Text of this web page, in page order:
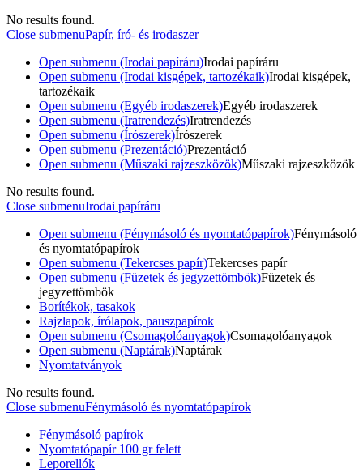
No results found.
Close submenuPapír, író- és irodaszer
Open submenu (Irodai papíráru)Irodai papíráru
Open submenu (Irodai kisgépek, tartozékaik)Irodai kisgépek,
tartozékaik
Open submenu (Egyéb irodaszerek)Egyéb irodaszerek
Open submenu (Iratrendezés)Iratrendezés
Open submenu (Írószerek)Írószerek
Open submenu (Prezentáció)Prezentáció
Open submenu (Műszaki rajzeszközök)Műszaki rajzeszközök
No results found.
Close submenuIrodai papíráru
Open submenu (Fénymásoló és nyomtatópapírok)Fénymásoló
és nyomtatópapírok
Open submenu (Tekercses papír)Tekercses papír
Open submenu (Füzetek és jegyzettömbök)Füzetek és
jegyzettömbök
Borítékok, tasakok
Rajzlapok, írólapok, pauszpapírok
Open submenu (Csomagolóanyagok)Csomagolóanyagok
Open submenu (Naptárak)Naptárak
Nyomtatványok
No results found.
Close submenuFénymásoló és nyomtatópapírok
Fénymásoló papírok
Nyomtatópapír 100 gr felett
Leporellók